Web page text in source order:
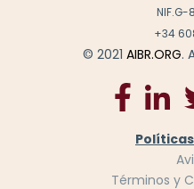
NIF.G-
+34
© 2021 AIBR.ORG.
Términos y